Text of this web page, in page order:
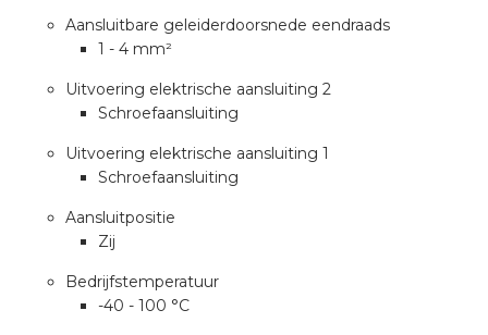
Aansluitbare geleiderdoorsnede eendraads
1 - 4 mm²
Uitvoering elektrische aansluiting 2
Schroefaansluiting
Uitvoering elektrische aansluiting 1
Schroefaansluiting
Aansluitpositie
Zij
Bedrijfstemperatuur
-40 - 100 °C
installeren
installeren in beton
installeren in de tuinbouw
stekerbare vlakkabel
GST®